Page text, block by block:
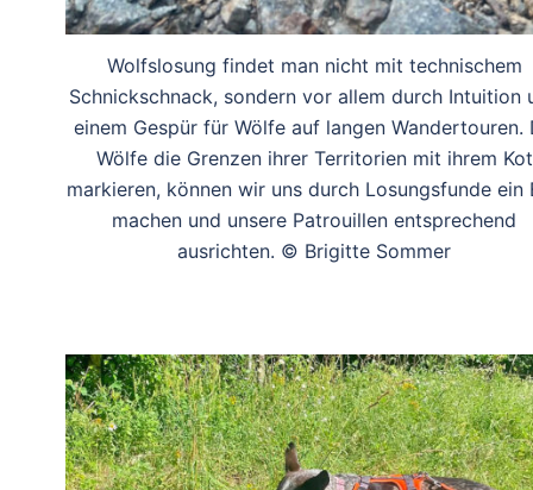
Wolfslosung findet man nicht mit technischem
Schnickschnack, sondern vor allem durch Intuition
einem Gespür für Wölfe auf langen Wandertouren.
Wölfe die Grenzen ihrer Territorien mit ihrem Kot
markieren, können wir uns durch Losungsfunde ein
machen und unsere Patrouillen entsprechend
ausrichten. © Brigitte Sommer